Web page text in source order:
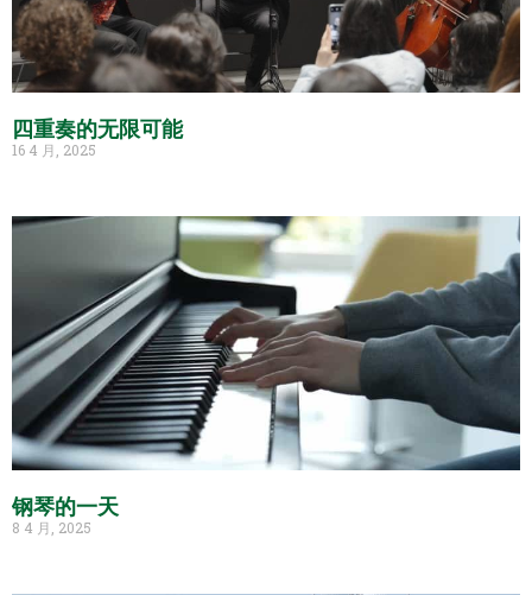
四重奏的无限可能
16 4 月, 2025
钢琴的一天
8 4 月, 2025